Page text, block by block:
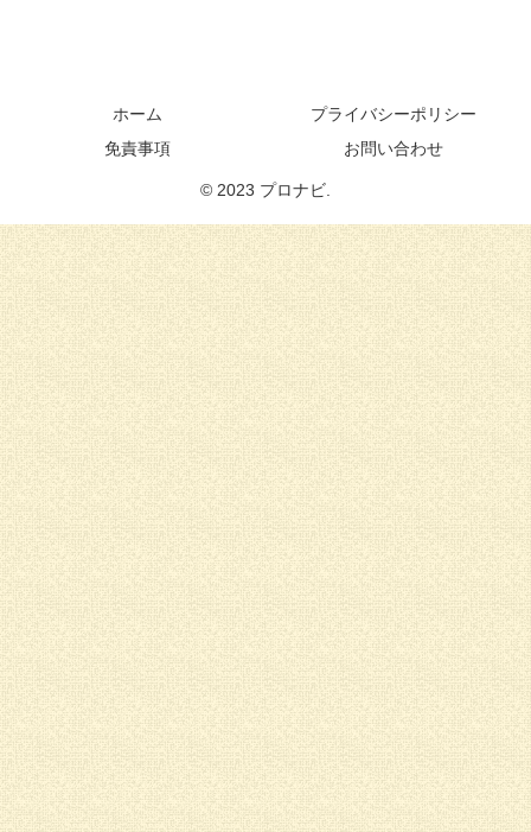
ホーム
プライバシーポリシー
免責事項
お問い合わせ
© 2023 プロナビ.